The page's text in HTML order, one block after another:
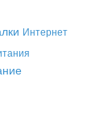
Интернет